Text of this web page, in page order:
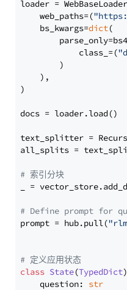
loader =
    web_paths=(
    bs_kwargs=
dict(
            class_=(
        )
    ),
)
docs = loader.load()
text_splitter =
all_splits =
# 索引分块
_ =
# Define prompt for
prompt = hub.pull(
# 定义应用状态
class State(TypedDict
    question:
str